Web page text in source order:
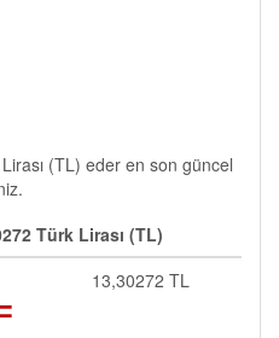
(TL) eder en son güncel
Türk Lirası (TL)
13,30272 TL